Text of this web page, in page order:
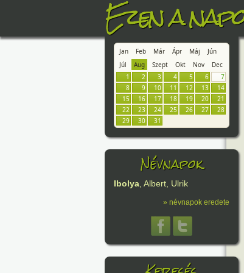
Ezen a
Jan Feb Már Ápr Máj
Jún
Júl
Aug Szept Okt Nov
Dec
1
2 3 4 5 6
7
8
9 10 11 12 13
14
15
16 17 18 19 20
21
22
23 24 25 26 27
28
29
30 31
Névnapok
Ibolya, Albert, Ulrik
» névnapok eredete